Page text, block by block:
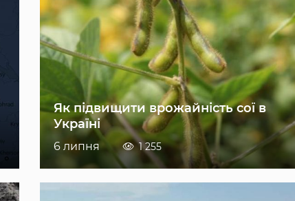
Як підвищити врожайність сої в
Україні
6 липня 1 255